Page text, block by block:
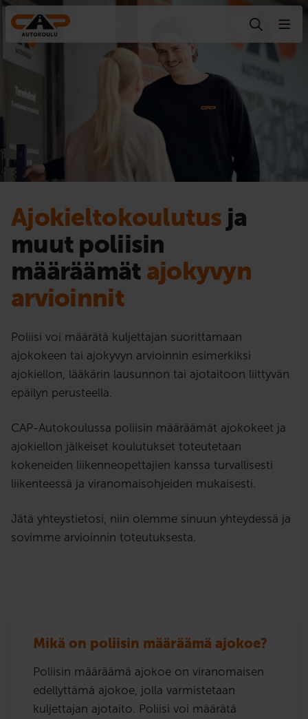
Hyppää sisältöön
Ajokieltokoulutus ja
muut poliisin
määräämät ajokyvyn
arvioinnit
Poliisi voi määrätä kuljettajan suorittamaan
ajokokeen tai ajokyvyn arvioinnin esimerkiksi
ajokiellon, lääkärin lausunnon tai ajotaitoon liittyvän
epäilyn perusteella.
CAP-Autokoulussa poliisin määräämät ajokokeet ja
ajokiellon jälkeiset koulutukset toteutetaan
kokeneiden liikenneopettajien kanssa turvallisesti
liikenteessä ja viranomaisohjeiden mukaisesti.
Jätä yhteystietosi, niin olemme sinuun yhteydessä ja
sovimme arvioinnin toteutuksesta.
Mikä on poliisin määräämä ajokoe?
Poliisin määräämä ajokoe on viranomaisen
edellyttämä ajokoe, jolla varmistetaan
kuljettajan ajotaito. Poliisi voi määrätä